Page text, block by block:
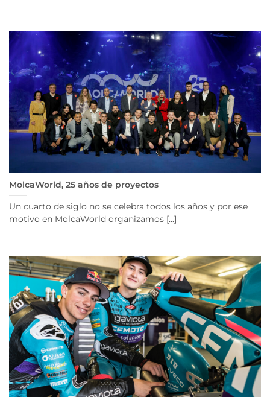
MolcaWorld, 25 años de proyectos
Un cuarto de siglo no se celebra todos los años y por ese
motivo en MolcaWorld organizamos [...]